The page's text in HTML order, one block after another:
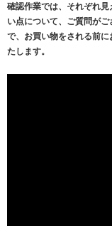
確認作業では、それぞれ
い点について、ご質問が
で、お買い物をされる前
たします。